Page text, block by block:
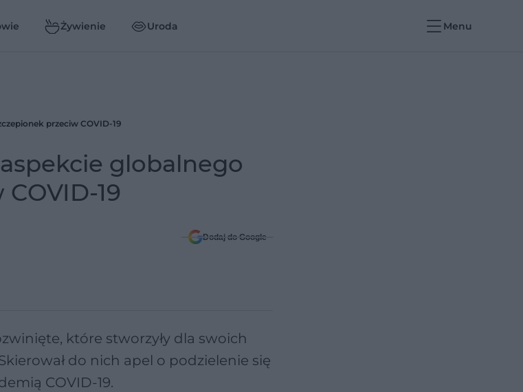
Żywienie Uroda Menu
przeciw COVID-19
globalnego
19
Dodaj do Google
które stworzyły dla swoich
do nich apel o podzielenie się
COVID-19.